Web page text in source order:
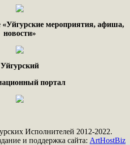
«Уйгурские мероприятия, афиша,
новости»
Уйгурский
портал
Исполнителей 2012-2022.
и поддержка сайта: ArtHostBiz